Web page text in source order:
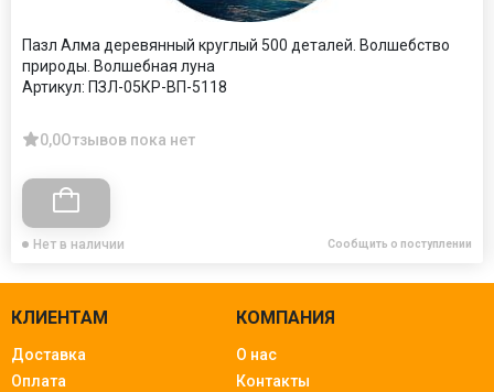
Пазл Алма деревянный круглый 500 деталей. Волшебство
природы. Волшебная луна
Артикул: ПЗЛ-05КР-ВП-5118
0,0Отзывов пока нет
Нет в наличии Сообщить о поступлении
КЛИЕНТАМ
Доставка
Оплата
КОМПАНИЯ
О нас
Контакты